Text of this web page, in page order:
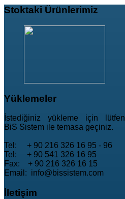
Stoktaki Ürünlerimiz
Yüklemeler
İstediğiniz yükleme için lütfen
BiS Sistem ile temasa geçiniz.
Tel: + 90 216 326 16 95 - 96
Tel: + 90 541 326 16 95
Fax: + 90 216 326 16 15
Email: info@bissistem.com
İletişim